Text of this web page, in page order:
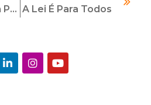
Como O Coach Pode Ajudar No Compliance? A Lei É Para Todos